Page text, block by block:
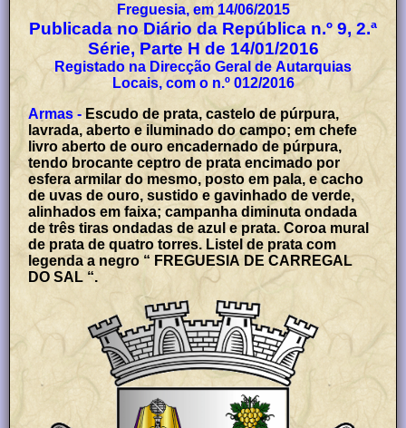
Freguesia, em 14/06/2015
Publicada no Diário da República n.º 9, 2.ª
Série, Parte H de 14/01/2016
Registado na Direcção Geral de Autarquias
Locais, com o n.º 012/2016
Armas - Escudo de prata, castelo de púrpura,
lavrada, aberto e iluminado do campo; em chefe
livro aberto de ouro encadernado de púrpura,
tendo brocante ceptro de prata encimado por
esfera armilar do mesmo, posto em pala, e cacho
de uvas de ouro, sustido e gavinhado de verde,
alinhados em faixa; campanha diminuta ondada
de três tiras ondadas de azul e prata. Coroa mural
de prata de quatro torres. Listel de prata com
legenda a negro “ FREGUESIA DE CARREGAL
DO SAL “.